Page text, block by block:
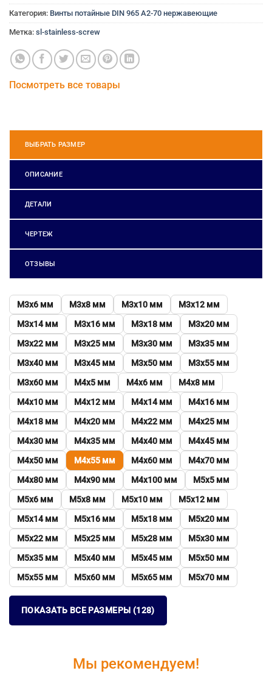
Категория: Винты потайные DIN 965 A2-70 нержавеющие
Метка: sl-stainless-screw
Посмотреть все товары
ВЫБРАТЬ РАЗМЕР
ОПИСАНИЕ
ДЕТАЛИ
ЧЕРТЕЖ
ОТЗЫВЫ
М3х6 мм М3х8 мм М3х10 мм
М3х12 мм
М3х14 мм
М3х16 мм М3х18 мм
М3х20 мм
М3х22 мм
М3х25 мм М3х30 мм
М3х35 мм
М3х40 мм
М3х45 мм М3х50 мм
М3х55 мм
М3х60 мм
М4х5 мм М4х6 мм
М4х8 мм
М4х10 мм
М4х12 мм М4х14 мм
М4х16 мм
М4х18 мм
М4х20 мм М4х22 мм
М4х25 мм
М4х30 мм
М4х35 мм М4х40 мм
М4х45 мм
М4х50 мм
М4х55 мм М4х60 мм
М4х70 мм
М4х80 мм
М4х90 мм М4х100 мм
М5х5 мм
М5х6 мм
М5х8 мм М5х10 мм
М5х12 мм
М5х14 мм
М5х16 мм М5х18 мм
М5х20 мм
М5х22 мм
М5х25 мм М5х28 мм
М5х30 мм
М5х35 мм
М5х40 мм М5х45 мм
М5х50 мм
М5х55 мм
М5х60 мм М5х65 мм М5х70 мм
ПОКАЗАТЬ ВСЕ РАЗМЕРЫ (128)
Мы рекомендуем!